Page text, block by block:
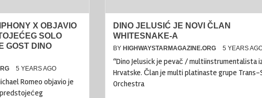
X OBJAVIO
SOLO
GOST DINO
5 YEARS AGO
Romeo objavio je
predstojećeg
DINO JELUSIĆ JE NOVI ČLAN
WHITESNAKE-A
BY HIGHWAYSTARMAGAZINE.ORG 5 YEARS
“Dino Jelusick je pevač / multiinstrumentalista
Hrvatske. Član je multi platinaste grupe Trans-
Orchestra